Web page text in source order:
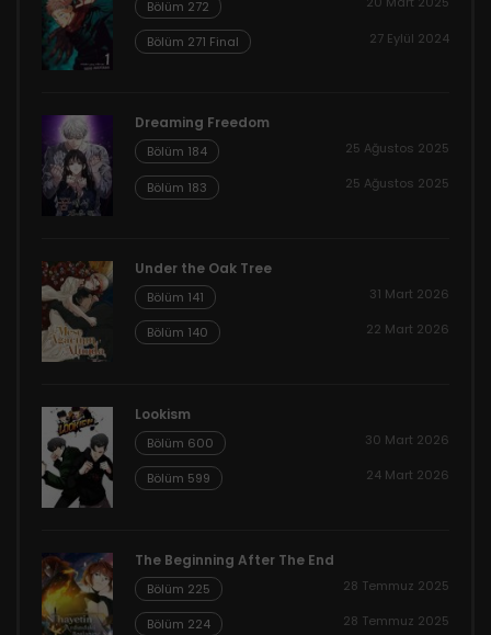
Bölüm 272
Bölüm 271 Final 27 Eylül 2024
Dreaming Freedom
Bölüm 184 25 Ağustos 2025
Bölüm 183 25 Ağustos 2025
Under the Oak Tree
Bölüm 141 31 Mart 2026
Bölüm 140 22 Mart 2026
Lookism
Bölüm 600 30 Mart 2026
Bölüm 599 24 Mart 2026
The Beginning After The End
Bölüm 225 28 Temmuz 2025
Bölüm 224 28 Temmuz 2025